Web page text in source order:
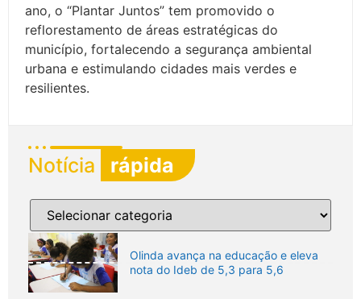
ano, o “Plantar Juntos” tem promovido o
reflorestamento de áreas estratégicas do
município, fortalecendo a segurança ambiental
urbana e estimulando cidades mais verdes e
resilientes.
Notícia rápida
Olinda avança na educação e eleva
nota do Ideb de 5,3 para 5,6